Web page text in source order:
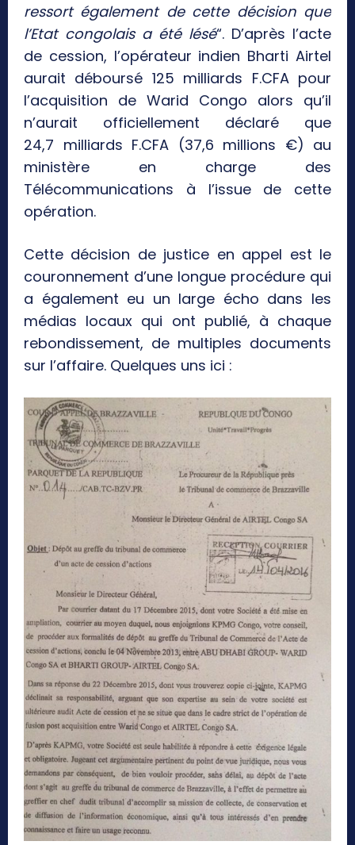
ressort également de cette décision que
l’Etat congolais a été lésé“. D’après l’acte
de cession, l’opérateur indien Bharti Airtel
aurait déboursé 125 milliards F.CFA pour
l’acquisition de Warid Congo alors qu’il
n’aurait officiellement déclaré que
24,7 milliards F.CFA (37,6 millions €) au
ministère en charge des
Télécommunications à l’issue de cette
opération.
Cette décision de justice en appel est le
couronnement d’une longue procédure qui
a également eu un large écho dans les
médias locaux qui ont publié, à chaque
rebondissement, de multiples documents
sur l’affaire. Quelques uns ici :